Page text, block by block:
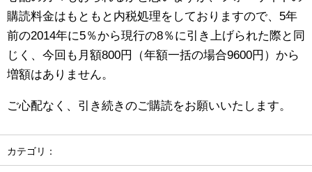
購読料金はもともと内税処理をしておりますので、5年
前の2014年に5％から現行の8％に引き上げられた際と同
じく、今回も月額800円（年額一括の場合9600円）から
増額はありません。
ご心配なく、引き続きのご購読をお願いいたします。
カテゴリ：